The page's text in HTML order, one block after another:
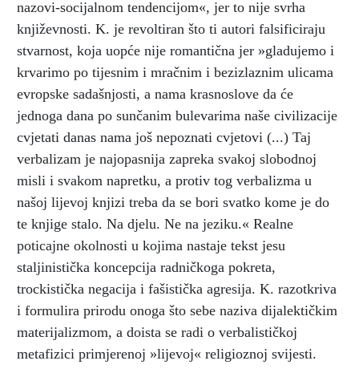
nazovi-socijalnom tendencijom«, jer to nije svrha
književnosti. K. je revoltiran što ti autori falsificiraju
stvarnost, koja uopće nije romantična jer »gladujemo i
krvarimo po tijesnim i mračnim i bezizlaznim ulicama
evropske sadašnjosti, a nama krasnoslove da će
jednoga dana po sunčanim bulevarima naše civilizacije
cvjetati danas nama još nepoznati cvjetovi (...) Taj
verbalizam je najopasnija zapreka svakoj slobodnoj
misli i svakom napretku, a protiv tog verbalizma u
našoj lijevoj knjizi treba da se bori svatko kome je do
te knjige stalo. Na djelu. Ne na jeziku.« Realne
poticajne okolnosti u kojima nastaje tekst jesu
staljinistička koncepcija radničkoga pokreta,
trockistička negacija i fašistička agresija. K. razotkriva
i formulira prirodu onoga što sebe naziva dijalektičkim
materijalizmom, a doista se radi o verbalističkoj
metafizici primjerenoj »lijevoj« religioznoj svijesti.